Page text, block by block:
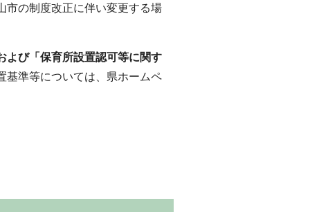
の制度改正に伴い変更する場
よび「保育所設置認可等に関す
基準等については、県ホームペ